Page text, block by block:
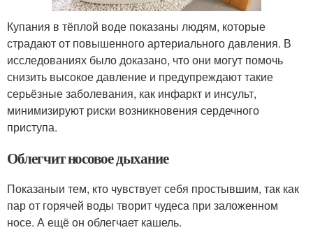
Купания в тёплой воде показаны людям, которые
страдают от повышенного артериального давления. В
исследованиях было доказано, что они могут помочь
снизить высокое давление и предупреждают такие
серьёзные заболевания, как инфаркт и инсульт,
минимизируют риски возникновения сердечного
приступа.
Облегчит носовое дыхание
Показаныи тем, кто чувствует себя простывшим, так как
пар от горячей воды творит чудеса при заложенном
носе. А ещё он облегчает кашель.